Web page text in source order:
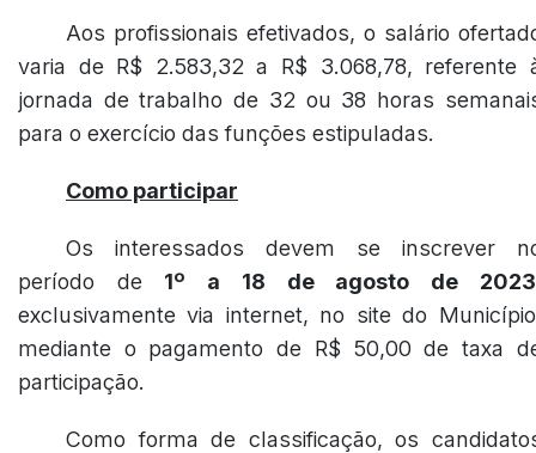
Aos profissionais efetivados, o salário
varia de R$ 2.583,32 a R$ 3.068,78, referente
jornada de trabalho de 32 ou 38 horas
para o exercício das funções estipuladas.
Como participar
Os interessados devem se inscrever
período de 1º a 18 de agosto de 2023
exclusivamente via internet, no site do
mediante o pagamento de R$ 50,00 de taxa
participação.
Como forma de classificação, os